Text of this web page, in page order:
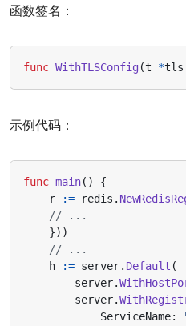
函数签名：
func WithTLSConfig(t *tls
示例代码：
func main()
{
r
:= redis .
// ...
}))
// ...
h
:= server. Default (
server.
server.
ServiceName: